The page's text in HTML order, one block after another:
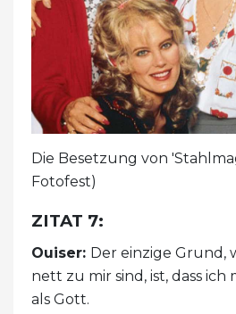
Die Besetzung von
Fotofest)
ZITAT 7:
Ouiser: Der einzige Grund,
nett zu mir sind, ist, dass ich
als Gott.